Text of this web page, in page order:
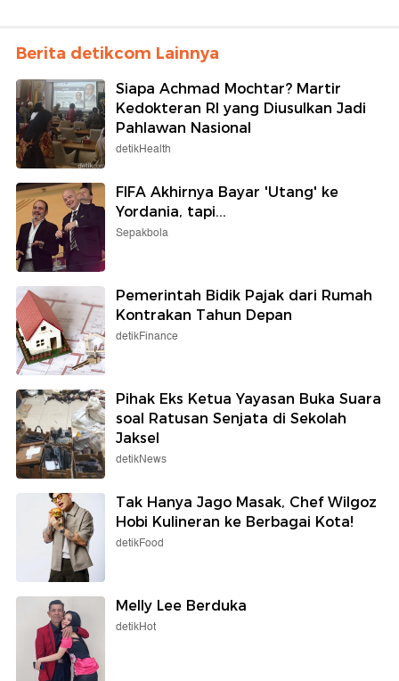
Berita detikcom Lainnya
Siapa Achmad Mochtar? Martir
Kedokteran RI yang Diusulkan Jadi
Pahlawan Nasional
detikHealth
FIFA Akhirnya Bayar 'Utang' ke
Yordania, tapi...
Sepakbola
Pemerintah Bidik Pajak dari Rumah
Kontrakan Tahun Depan
detikFinance
Pihak Eks Ketua Yayasan Buka Suara
soal Ratusan Senjata di Sekolah
Jaksel
detikNews
Tak Hanya Jago Masak, Chef Wilgoz
Hobi Kulineran ke Berbagai Kota!
detikFood
Melly Lee Berduka
detikHot